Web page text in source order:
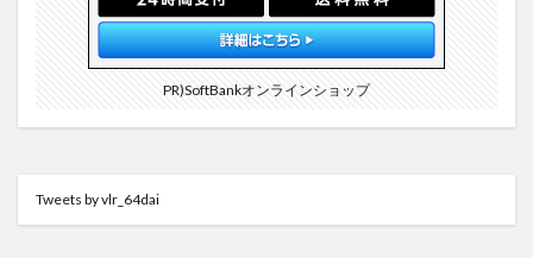
PR)SoftBankオンラインショップ
Tweets by vlr_64dai